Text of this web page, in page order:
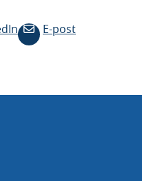
E-post